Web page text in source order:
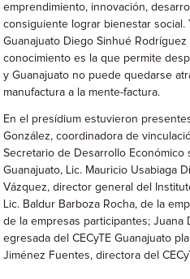
emprendimiento, innovación,
consiguiente lograr bienestar
Guanajuato Diego Sinhué Rodríguez
conocimiento es la que permite
y Guanajuato no puede quedarse
manufactura a la mente-factura.
En el presídium estuvieron
González, coordinadora de
Secretario de Desarrollo
Guanajuato, Lic. Mauricio Usabiaga
Vázquez, director general del
Lic. Baldur Barboza Rocha, de la
de la empresas participantes; Juana
egresada del CECyTE Guanajuato
Jiménez Fuentes, directora del